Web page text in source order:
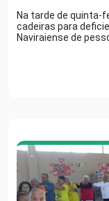
Na tarde de quinta-
cadeiras para
Naviraiense de